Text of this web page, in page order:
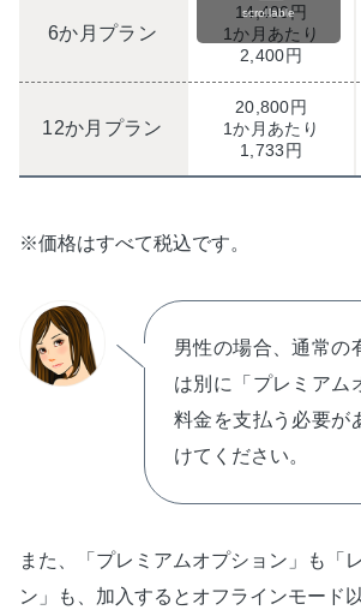
6か月プラン
14,400円
1か月あたり
2,400円
12か月プラン
20,800円
1か月あたり
1,733円
scrollable
※価格はすべて税込です。
男性の場合、通常の
は別に「プレミアム
料金を支払う必要が
けてください。
また、「プレミアムオプション」も「
ン」も、加入するとオフラインモード